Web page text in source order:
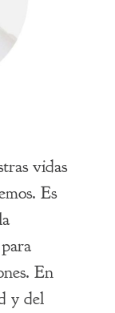
vidas
Es
En
y del